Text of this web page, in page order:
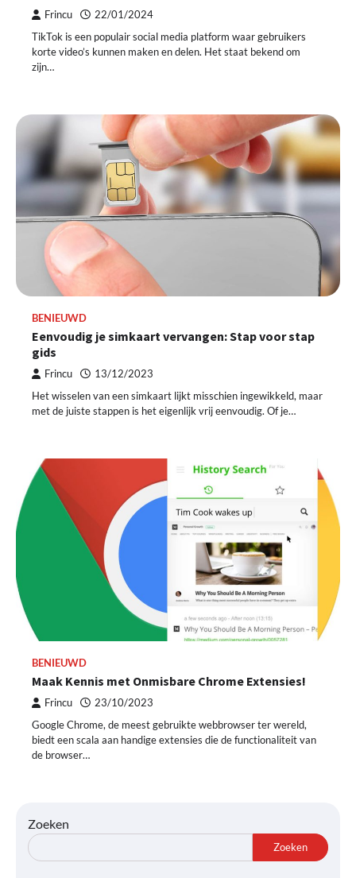
Frincu 22/01/2024
TikTok is een populair social media platform waar gebruikers
korte video’s kunnen maken en delen. Het staat bekend om
zijn…
BENIEUWD
Eenvoudig je simkaart vervangen: Stap voor stap
gids
Frincu 13/12/2023
Het wisselen van een simkaart lijkt misschien ingewikkeld, maar
met de juiste stappen is het eigenlijk vrij eenvoudig. Of je…
BENIEUWD
Maak Kennis met Onmisbare Chrome Extensies!
Frincu 23/10/2023
Google Chrome, de meest gebruikte webbrowser ter wereld,
biedt een scala aan handige extensies die de functionaliteit van
de browser…
Zoeken
Zoeken